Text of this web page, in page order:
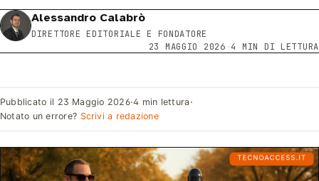
Alessandro Calabrò
DIRETTORE EDITORIALE E FONDATORE
23 MAGGIO 2026 ·4 MIN DI LETTURA
Pubblicato il 23 Maggio 2026·4 min lettura ·
Notato un errore? Scrivi a redazione